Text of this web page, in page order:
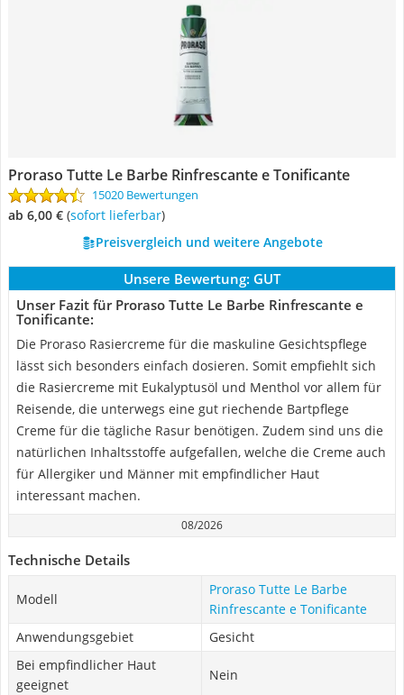
Proraso Tutte Le Barbe Rinfrescante e Tonificante
15020 Bewertungen
ab 6,00 € ( Sofort lieferbar)
Preisvergleich und weitere Angebote
Unsere Bewertung: GUT
Unser Fazit für Proraso Tutte Le Barbe Rinfrescante e
Tonificante:
Die Proraso Rasiercreme für die maskuline Gesichtspflege
lässt sich besonders einfach dosieren. Somit empfiehlt sich
die Rasiercreme mit Eukalyptusöl und Menthol vor allem für
Reisende, die unterwegs eine gut riechende Bartpflege
Creme für die tägliche Rasur benötigen. Zudem sind uns die
natürlichen Inhaltsstoffe aufgefallen, welche die Creme auch
für Allergiker und Männer mit empfindlicher Haut
interessant machen.
08/2026
Technische Details
Modell
Proraso Tutte Le Barbe
Rinfrescante e Tonificante
Anwendungsgebiet
Gesicht
Bei empfindlicher Haut
geeignet
Nein